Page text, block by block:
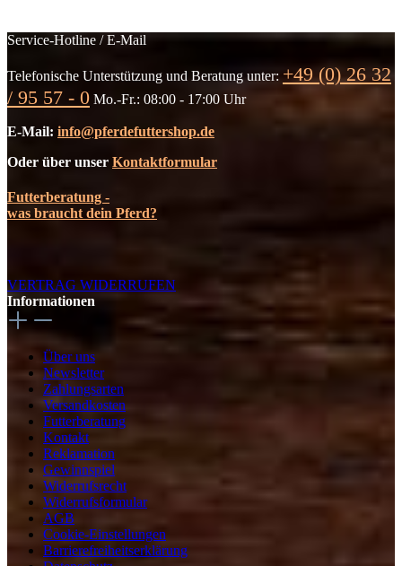
Service-Hotline / E-Mail
Telefonische Unterstützung und Beratung unter: +49 (0) 26 32
/ 95 57 - 0 Mo.-Fr.: 08:00 - 17:00 Uhr
E-Mail: info@pferdefuttershop.de
Oder über unser Kontaktformular
Futterberatung -
was braucht dein Pferd?
VERTRAG WIDERRUFEN
Informationen
Über uns
Newsletter
Zahlungsarten
Versandkosten
Futterberatung
Kontakt
Reklamation
Gewinnspiel
Widerrufsrecht
Widerrufsformular
AGB
Cookie-Einstellungen
Barrierefreiheitserklärung